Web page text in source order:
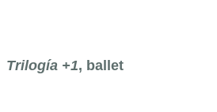
Trilogía +1, ballet